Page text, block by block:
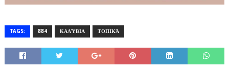
TAGS: 884 ΚΑΛΎΒΙΑ ΤΟΠΙΚΆ